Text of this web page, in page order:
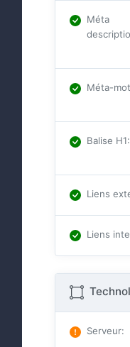
Méta
Méta-
Balise H1:
Liens
Liens
Serveur: